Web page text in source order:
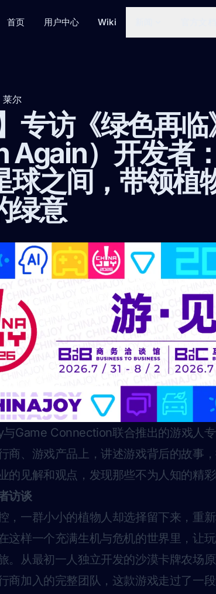
首页 用户中心 Wiki
莱尔
专访《绿色再临
Again）开发者
球之间，带领植
绿意
与Game Connection联合推出的游戏人
商、游戏产品上，讲述游戏背后的故事
的见解和观点，发现那些不为人知的精彩
访谈
，一群小小的植物人却选择留下来，
这样一个充满生机与危机的世界里，让
。从最初一人独立开发的沙漠卡牌农场
商加入的完整团队，这款游戏走过了一